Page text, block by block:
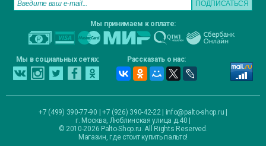
Мы принимаем к оплате:
Мы в социальных сетях: Рассказать о нас:
+7 (499) 390-77-90 | +7 (926) 390-42-22 | info@palto-shop.ru
г. Москва, Люблинская улица д.40
© 2010-2026 Palto-Shop.ru. All Rights Reserved.
Магазин, где стоит купить пальто!